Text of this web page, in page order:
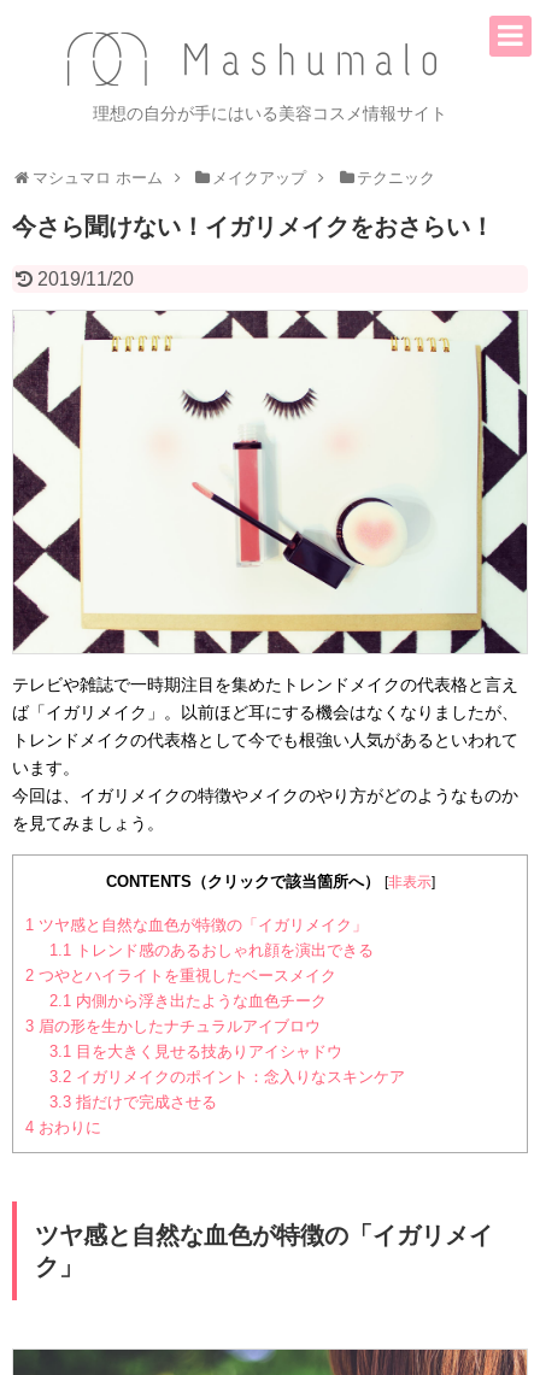
理想の自分が手にはいる美容コスメ情報サイト
マシュマロ ホーム メイクアップ テクニック
今さら聞けない！イガリメイクをおさらい！
2019/11/20
テレビや雑誌で一時期注目を集めたトレンドメイクの代表格と言え
ば「イガリメイク」。以前ほど耳にする機会はなくなりましたが、
トレンドメイクの代表格として今でも根強い人気があるといわれて
います。
今回は、イガリメイクの特徴やメイクのやり方がどのようなものか
を見てみましょう。
CONTENTS（クリックで該当箇所へ） [非表示]
1 ツヤ感と自然な血色が特徴の「イガリメイク」
1.1トレンド感のあるおしゃれ顔を演出できる
2 つやとハイライトを重視したベースメイク
2.1内側から浮き出たような血色チーク
3 眉の形を生かしたナチュラルアイブロウ
3.1目を大きく見せる技ありアイシャドウ
3.2イガリメイクのポイント：念入りなスキンケア
3.3指だけで完成させる
4 おわりに
ツヤ感と自然な血色が特徴の「イガリメイ
ク」